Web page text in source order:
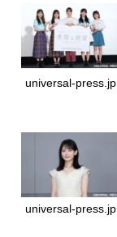
universal-press.jp
universal-press.jp